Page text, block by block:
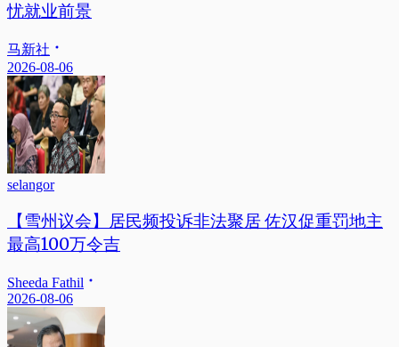
忧就业前景
马新社
2026-08-06
selangor
【雪州议会】居民频投诉非法聚居 佐汉促重罚地主
最高100万令吉
Sheeda Fathil
2026-08-06